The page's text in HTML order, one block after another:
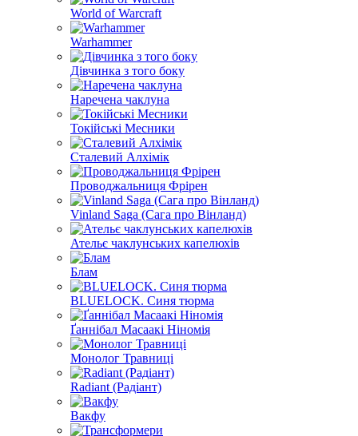
World of Warcraft
Warhammer
Дівчинка з того боку
Наречена чаклуна
Токійські Месники
Сталевий Алхімік
Проводжальниця Фрірен
Vinland Saga (Сага про Вінланд)
Ательє чаклунських капелюхів
Блам
BLUELOCK. Синя тюрма
Ґаннібал Масаакі Ніномія
Монолог Травниці
Radiant (Радіант)
Вакфу